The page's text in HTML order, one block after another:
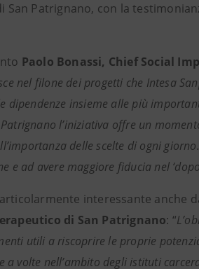
San Patrignano, con la
Paolo Bonassi, Chief Social
nel filone dei progetti che Intesa
dipendenze insieme alle più
l’iniziativa offre un
delle scelte di ogni
e ad avere maggiore fiducia nel
interessante anche
di San Patrignano: “
utili a riscoprire le proprie
a volte nell’ambito degli istituti